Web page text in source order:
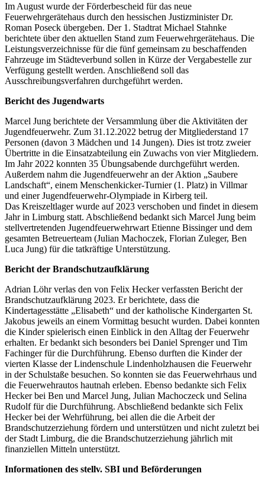
Im August wurde der Förderbescheid für das neue
Feuerwehrgerätehaus durch den hessischen Justizminister Dr.
Roman Poseck übergeben. Der 1. Stadtrat Michael Stahnke
berichtete über den aktuellen Stand zum Feuerwehrgerätehaus. Die
Leistungsverzeichnisse für die fünf gemeinsam zu beschaffenden
Fahrzeuge im Städteverbund sollen in Kürze der Vergabestelle zur
Verfügung gestellt werden. Anschließend soll das
Ausschreibungsverfahren durchgeführt werden.
Bericht des Jugendwarts
Marcel Jung berichtete der Versammlung über die Aktivitäten der
Jugendfeuerwehr. Zum 31.12.2022 betrug der Mitgliederstand 17
Personen (davon 3 Mädchen und 14 Jungen). Dies ist trotz zweier
Übertritte in die Einsatzabteilung ein Zuwachs von vier Mitgliedern.
Im Jahr 2022 konnten 35 Übungsabende durchgeführt werden.
Außerdem nahm die Jugendfeuerwehr an der Aktion „Saubere
Landschaft“, einem Menschenkicker-Turnier (1. Platz) in Villmar
und einer Jugendfeuerwehr-Olympiade in Kirberg teil.
Das Kreiszeltlager wurde auf 2023 verschoben und findet in diesem
Jahr in Limburg statt. Abschließend bedankt sich Marcel Jung beim
stellvertretenden Jugendfeuerwehrwart Etienne Bissinger und dem
gesamten Betreuerteam (Julian Machoczek, Florian Zuleger, Ben
Luca Jung) für die tatkräftige Unterstützung.
Bericht der Brandschutzaufklärung
Adrian Löhr verlas den von Felix Hecker verfassten Bericht der
Brandschutzaufklärung 2023. Er berichtete, dass die
Kindertagesstätte „Elisabeth“ und der katholische Kindergarten St.
Jakobus jeweils an einem Vormittag besucht wurden. Dabei konnten
die Kinder spielerisch einen Einblick in den Alltag der Feuerwehr
erhalten. Er bedankt sich besonders bei Daniel Sprenger und Tim
Fachinger für die Durchführung. Ebenso durften die Kinder der
vierten Klasse der Lindenschule Lindenholzhausen die Feuerwehr
in der Schulstaße besuchen. So konnten sie das Feuerwehrhaus und
die Feuerwehrautos hautnah erleben. Ebenso bedankte sich Felix
Hecker bei Ben und Marcel Jung, Julian Machoczeck und Selina
Rudolf für die Durchführung. Abschließend bedankte sich Felix
Hecker bei der Wehrführung, bei allen die die Arbeit der
Brandschutzerziehung fördern und unterstützen und nicht zuletzt bei
der Stadt Limburg, die die Brandschutzerziehung jährlich mit
finanziellen Mitteln unterstützt.
Informationen des stellv. SBI und Beförderungen